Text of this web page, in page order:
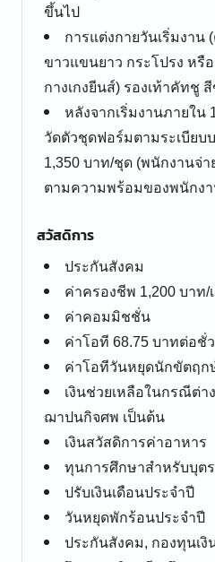
ขึ้นไป
การแต่งกายวันเริ่มงาน
ขาวแขนยาว กระโปรง หรื
กางเกงยีนส์) รองเท้าคัทชู
หลังจากเริ่มงานภายใน
วัดตัวชุดฟอร์มตามระเบียบ
1,350 บาท/ชุด (พนักงานจ่า
ตามความพร้อมของพนักง
สวัสดิการ
ประกันสังคม
ค่าครองชีพ 1,200 บาท/
ค่าคอมมิชชั่น
ค่าโอที 68.75 บาทต่อชั่
ค่าโอทีวันหยุดนักขัตฤก
เงินช่วยเหลือในกรณีต่า
ฌาปนกิจศพ เป็นต้น
เงินสวัสดิการค่าอาหาร
ทุนการศึกษาสำหรับบุต
ปรับเงินเดือนประจำปี
วันหยุดพักร้อนประจำปี
ประกันสังคม, กองทุนเ